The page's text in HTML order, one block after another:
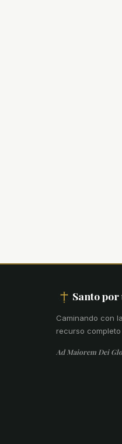
Santo
Caminando con
recurso
Ad Maiorem Dei